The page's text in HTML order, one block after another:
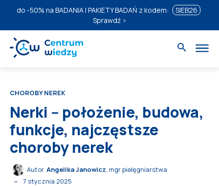
do -50% na BADANIA I PAKIETY BADAŃ z kodem:
SIEB26
Sprawdź ›
CHOROBY NEREK
Nerki – położenie, budowa,
funkcje, najczęstsze
choroby nerek
Autor Angelika Janowicz, mgr pielęgniarstwa
7 stycznia 2025